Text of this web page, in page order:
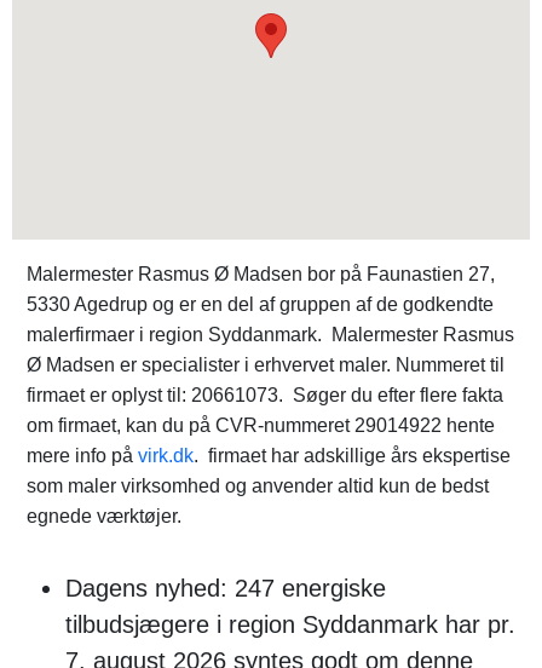
Malermester Rasmus Ø Madsen bor på Faunastien 27,
5330 Agedrup og er en del af gruppen af de godkendte
malerfirmaer i region Syddanmark. Malermester Rasmus
Ø Madsen er specialister i erhvervet maler. Nummeret til
firmaet er oplyst til: 20661073. Søger du efter flere fakta
om firmaet, kan du på CVR-nummeret 29014922 hente
mere info på virk.dk. firmaet har adskillige års ekspertise
som maler virksomhed og anvender altid kun de bedst
egnede værktøjer.
Dagens nyhed: 247 energiske
tilbudsjægere i region Syddanmark har pr.
7. august 2026 syntes godt om denne